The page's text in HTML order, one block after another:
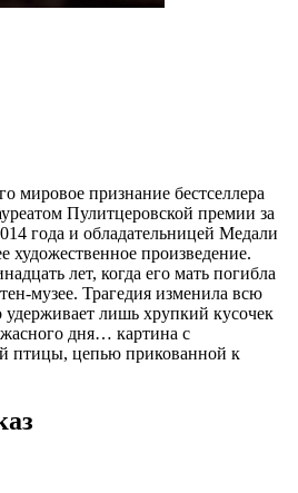
мировое признание бестселлера
Пулитцеровской премии за
года и обладательницей Медали
произведение.
лет, когда его мать погибла
музее. Трагедия изменила всю
удерживает лишь хрупкий кусочек
дня… картина с
птицы, цепью прикованной к